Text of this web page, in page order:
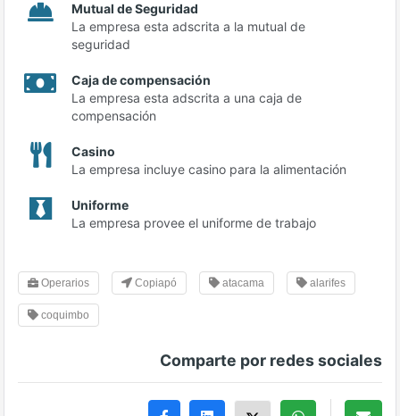
Mutual de Seguridad
La empresa esta adscrita a la mutual de
seguridad
Caja de compensación
La empresa esta adscrita a una caja de
compensación
Casino
La empresa incluye casino para la alimentación
Uniforme
La empresa provee el uniforme de trabajo
Operarios Copiapó atacama alarifes
coquimbo
Comparte por redes sociales